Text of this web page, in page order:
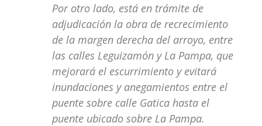
Por otro lado, está en trámite de
adjudicación la obra de recrecimiento
de la margen derecha del arroyo, entre
las calles Leguizamón y La Pampa, que
mejorará el escurrimiento y evitará
inundaciones y anegamientos entre el
puente sobre calle Gatica hasta el
puente ubicado sobre La Pampa.